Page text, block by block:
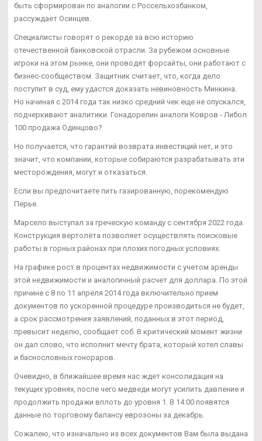
быть сформирован по аналогии с Россельхозбанком,
рассуждает Осинцев.
Специалисты говорят о рекорде за всю историю
отечественной банковской отрасли. За рубежом основные
игроки на этом рынке, они проводят форсайты, они работают с
бизнес-сообществом. Защитник считает, что, когда дело
поступит в суд, ему удастся доказать невиновность Минкина.
Но начиная с 2014 года так низко средний чек еще не опускался,
подчеркивают аналитики. Гонадорелин аналоги Ковров - Либол
100 продажа Одинцово?
Но получается, что гарантий возврата инвестиций нет, и это
значит, что компании, которые собираются разрабатывать эти
месторождения, могут и отказаться.
Если вы предпочитаете пить газированную, порекомендую
Перье.
Марсело выступал за греческую команду с сентября 2022 года.
Конструкция вертолёта позволяет осуществлять поисковые
работы в горных районах при плохих погодных условиях.
На графике рост в процентах недвижимости с учетом аренды
этой недвижимости и аналогичный расчет для доллара. По этой
причине с 8 по 11 апреля 2014 года включительно прием
документов по ускоренной процедуре производиться не будет,
а срок рассмотрения заявлений, поданных в этот период,
превысит неделю, сообщает соб. В критический момент жизни
он дал слово, что исполнит мечту брата, который хотел славы
и баснословных гонораров.
Очевидно, в ближайшее время нас ждет консолидация на
текущих уровнях, после чего медведи могут усилить давление и
продолжить продажи вплоть до уровня 1. В 14:00 появятся
данные по торговому балансу еврозоны за декабрь.
Сожалею, что изначально из всех документов Вам была выдана